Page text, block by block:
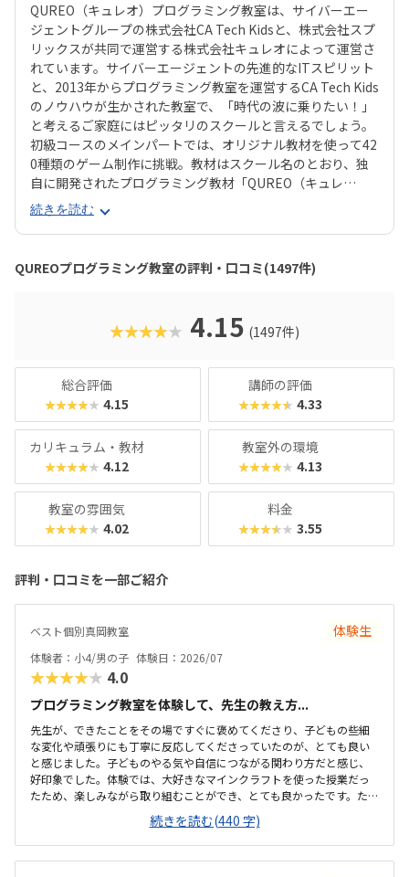
QUREO（キュレオ）プログラミング教室は、サイバーエー
ジェントグループの株式会社CA Tech Kidsと、株式会社スプ
リックスが共同で運営する株式会社キュレオによって運営さ
れています。サイバーエージェントの先進的なITスピリット
と、2013年からプログラミング教室を運営するCA Tech Kids
のノウハウが生かされた教室で、「時代の波に乗りたい！」
と考えるご家庭にはピッタリのスクールと言えるでしょう。
初級コースのメインパートでは、オリジナル教材を使って42
0種類のゲーム制作に挑戦。教材はスクール名のとおり、独
自に開発されたプログラミング教材「QUREO（キュレ
オ）」です。スマホゲームのような感覚でサクサク進められ
るのに、本格的な内容が学べるのが魅力。子どもにとっても
「やらされている感」がないので、楽しくゲームをクリアし
ていくようなペースでどんどん学習を進めていけます。教材
のデザイン性も高く、実際にスマホゲーム開発で使用されて
クに慣れている今の子どもでも、「安っぽい」「子どもっぽ
い」と思わず勉強に取り組めるでしょう。学習結果は通信簿
続きを読む
QUREOプログラミング教室の評判・口コミ(1497件)
★★★★★ 4.15 (1497件)
総合評価
★★★★★ 4.15
講師の評価
★★★★★ 4.33
カリキュラム・教材
★★★★★ 4.12
教室外の環境
★★★★★ 4.13
教室の雰囲気
★★★★★ 4.02
料金
★★★★★ 3.55
評判・口コミを一部ご紹介
ベスト個別真岡教室 体験生
体験者：小4/男の子 体験日：2026/07
★★★★★ 4.0
プログラミング教室を体験して、先生の教え方...
先生が、できたことをその場ですぐに褒めてくださり、子どもの些細
な変化や頑張りにも丁寧に反応してくださっていたのが、とても良い
と感じました。子どものやる気や自信につながる関わり方だと感じ、
好印象でした。体験では、大好きなマインクラフトを使った授業だっ
たため、楽しみながら取り組むことができ、とても良かったです。た
だ、今後もずっとマインクラフトを使った内容ではないと伺ったの
で、その後も興味を持って取り組めるかどうかは少し気になる点でし
た。教室は自宅から15分ほどの距離にあり、通いやすいと感じまし
た。また、駐車場もあるため、送り迎えもしやすく、安心して通わせ
続きを読む(440 字)